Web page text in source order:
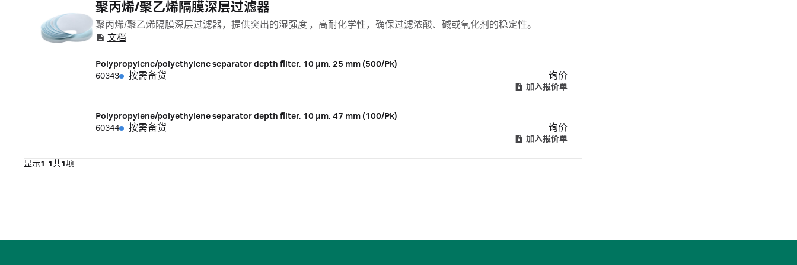
聚丙烯/聚乙烯隔膜深层过滤器
聚丙烯/聚乙烯隔膜深层过滤器，提供突出的湿强度 ，高耐化学性，确保过滤浓酸、碱或氧化剂的稳定性。
文档
Polypropylene/polyethylene separator depth filter, 10 µm, 25 mm (500/Pk)
60343
按需备货 询价
加入报价单
Polypropylene/polyethylene separator depth filter, 10 µm, 47 mm (100/Pk)
60344
按需备货 询价
加入报价单
显示1-1 共1 项